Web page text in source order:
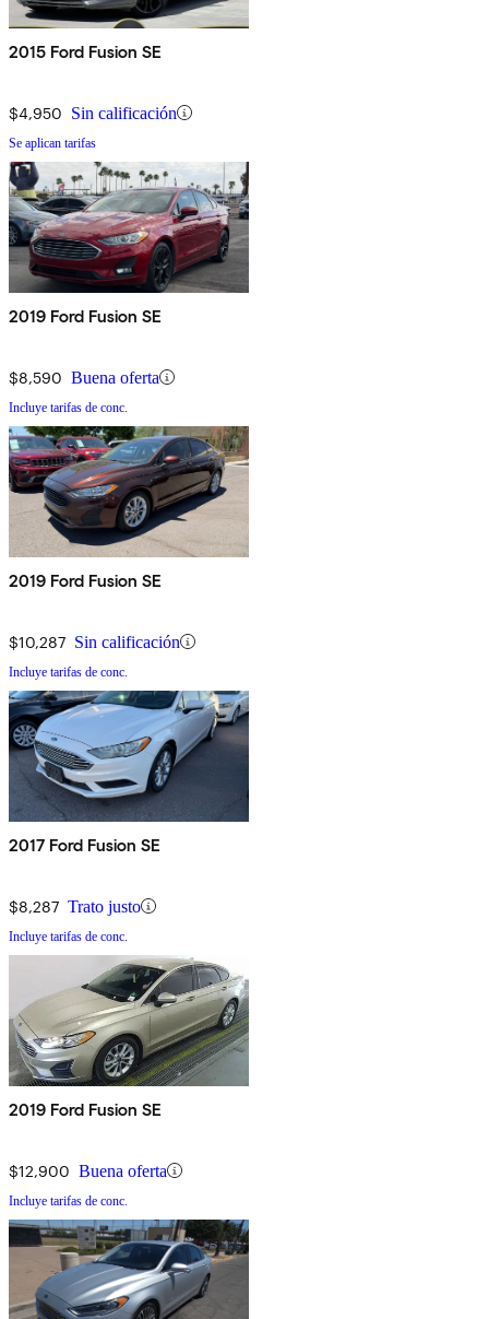
2015 Ford Fusion SE
$4,950 Sin calificación
Se aplican tarifas
2019 Ford Fusion SE
$8,590 Buena oferta
Incluye tarifas de conc.
2019 Ford Fusion SE
$10,287 Sin calificación
Incluye tarifas de conc.
2017 Ford Fusion SE
$8,287 Trato justo
Incluye tarifas de conc.
2019 Ford Fusion SE
$12,900 Buena oferta
Incluye tarifas de conc.